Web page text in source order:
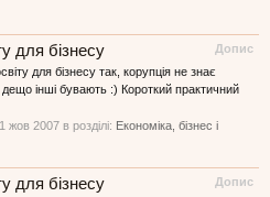
Допис
для бізнесу
для бізнесу так, корупція не знає
інші бувають :) Короткий практичний
жов 2007 в розділі: Економіка, бізнес і
Допис
для бізнесу